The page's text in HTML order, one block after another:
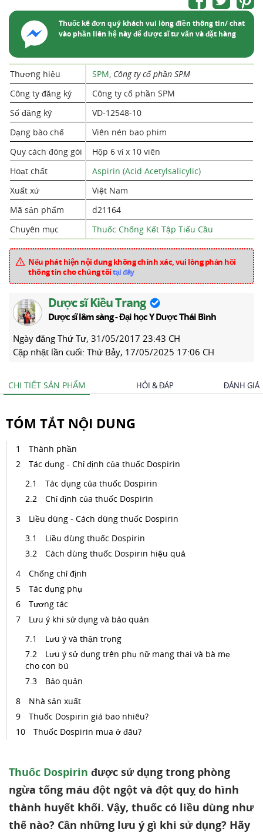
Thuốc kê đơn quý khách vui lòng điền thông tin/ chat
vào phần liên hệ này để dược sĩ tư vấn và đặt hàng
Thương hiệu SPM, Công ty cổ phần SPM
Công ty đăng ký
Công ty cổ phần SPM
Số đăng ký
VD-12548-10
Dạng bào chế
Viên nén bao phim
Quy cách đóng gói
Hộp 6 vỉ x 10 viên
Hoạt chất
Aspirin (Acid Acetylsalicylic)
Xuất xứ
Việt Nam
Mã sản phẩm
d21164
Chuyên mục
Thuốc Chống Kết Tập Tiểu Cầu
Nếu phát hiện nội dung không chính xác, vui lòng phản hồi
thông tin cho chúng tôitại đây
Dược sĩ Kiều Trang
Dược sĩ lâm sàng - Đại học Y Dược Thái Bình
Ngày đăng Thứ Tư, 31/05/2017 23:43 CH
Cập nhật lần cuối: Thứ Bảy, 17/05/2025 17:06 CH
CHI TIẾT SẢN PHẨM HỎI & ĐÁP ĐÁNH GIÁ
TÓM TẮT NỘI DUNG
Thành phần
Tác dụng - Chỉ định của thuốc Dospirin
Tác dụng của thuốc Dospirin
Chỉ định của thuốc Dospirin
Liều dùng - Cách dùng thuốc Dospirin
Liều dùng thuốc Dospirin
Cách dùng thuốc Dospirin hiệu quả
Chống chỉ định
Tác dụng phụ
Tương tác
Lưu ý khi sử dụng và bảo quản
Lưu ý và thận trọng
Lưu ý sử dụng trên phụ nữ mang thai và bà mẹ
cho con bú
Bảo quản
Nhà sản xuất
Thuốc Dospirin giá bao nhiêu?
Thuốc Dospirin mua ở đâu?
Thuốc Dospirin được sử dụng trong phòng
ngừa tống máu đột ngột và đột quỵ do hình
thành huyết khối. Vậy, thuốc có liều dùng như
thế nào? Cần những lưu ý gì khi sử dụng? Hãy